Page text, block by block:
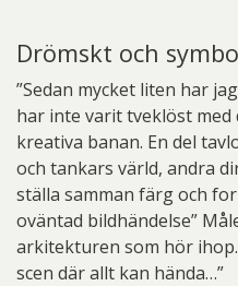
Drömskt och
”Sedan mycket liten har
har inte varit tveklöst
kreativa banan. En del
och tankars värld, andra
ställa samman färg och
oväntad bildhändelse”
arkitekturen som hör
scen där allt kan hända…”